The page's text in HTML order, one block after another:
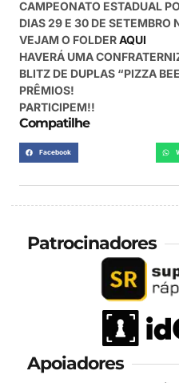
CAMPEONATO ESTADUAL
DIAS 29 E 30 DE SETEMBRO
VEJAM O FOLDERAQUI
HAVERÁ UMA
BLITZ DE DUPLAS “PIZZA
PRÊMIOS!
PARTICIPEM!!
Compatilhe
Facebook
Patrocinadores
Apoiadores